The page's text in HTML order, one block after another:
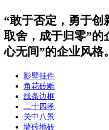
“敢于否定，勇于创
取舍，成于归零”的
心无间”的企业风格。
影壁挂件
角花砖雕
线条边框
二十四孝
关中八景
墙砖地砖